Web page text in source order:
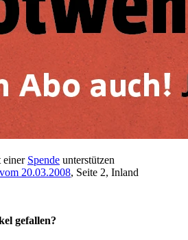
einer Spende unterstützen
20.03.2008, Seite 2, Inland
gefallen?